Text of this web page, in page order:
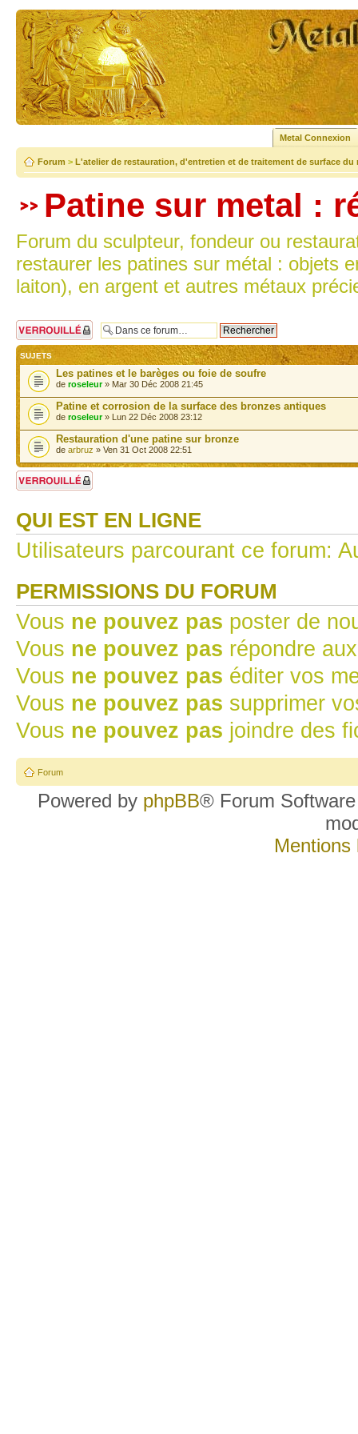
Metal Connexion
Forum > L'atelier de restauration, d'entretien et de traitement de surface du
Patine sur metal :
Forum du sculpteur, fondeur ou
restaurer les patines sur métal : objets
laiton), en argent et autres métaux
Forum verrouillé
SUJETS
Les patines et le barèges ou foie de soufre
de roseleur» Mar 30 Déc 2008 21:45
Patine et corrosion de la surface des bronzes antiques
de roseleur» Lun 22 Déc 2008 23:12
Restauration d'une patine sur bronze
de arbruz » Ven 31 Oct 2008 22:51
Forum verrouillé
QUI EST EN LIGNE
Utilisateurs parcourant ce forum:
PERMISSIONS DU FORUM
Vous ne pouvez pas poster de
Vous ne pouvez pas répondre
Vous ne pouvez pas éditer vos
Vous ne pouvez pas supprimer
Vous ne pouvez pas joindre des
Forum
Powered by phpBB® Forum
Mentions